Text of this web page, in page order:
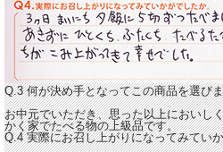
Q.3 何が決め手となってこの商品を選び
お中元でいただき、思った以上においし
かく家でたべる物の上級品です。
Q.4 実際にお召し上がりになってみてい